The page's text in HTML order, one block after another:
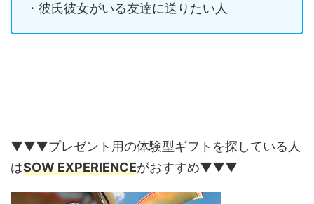
・彼氏彼女がいる友達に送りたい人
▼▼▼プレゼント用の体験型ギフトを探している人
はSOW EXPERIENCEがおすすめ▼▼▼